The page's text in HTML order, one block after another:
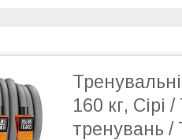
160 кг,
тренувань /